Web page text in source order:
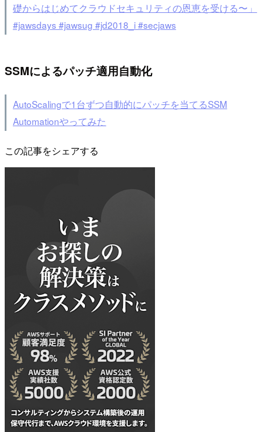
礎からはじめてクラウドセキュリティの恩恵を受ける〜」
#jawsdays #jawsug #jd2018_i #secjaws
SSMによるパッチ適用自動化
AutoScalingで1台ずつ自動的にパッチを当てるSSM
Automationやってみた
この記事をシェアする